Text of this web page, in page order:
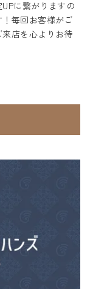
に繋がりますの
毎回お客様がご
店を心よりお待